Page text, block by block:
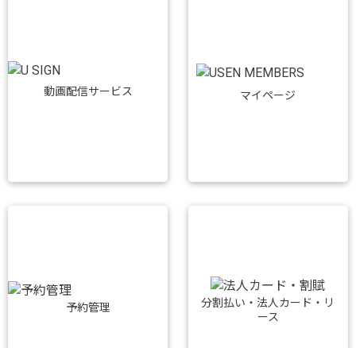
動画配信サービス マイページ
予約管理
分割払い・法人カード・リ
ース